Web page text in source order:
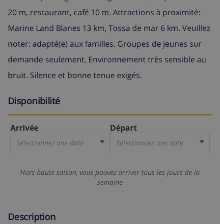
20 m, restaurant, café 10 m. Attractions à proximité:
Marine Land Blanes 13 km, Tossa de mar 6 km. Veuillez
noter: adapté(e) aux familles. Groupes de jeunes sur
demande seulement. Environnement très sensible au
bruit. Silence et bonne tenue exigés.
Disponibilité
Arrivée
Sélectionnez une date
Départ
Sélectionnez une date
Hors haute saison, vous pouvez arriver tous les jours de la
semaine
Description